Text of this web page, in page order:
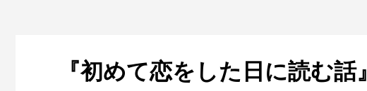
『初めて恋をした日に読む話』